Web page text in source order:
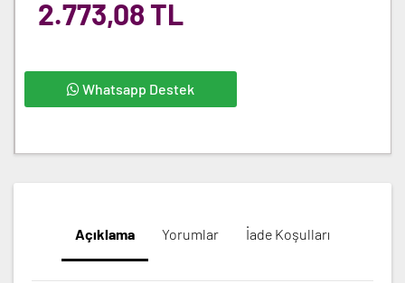
2.773,08 TL
Whatsapp Destek
Açıklama Yorumlar İade Koşulları